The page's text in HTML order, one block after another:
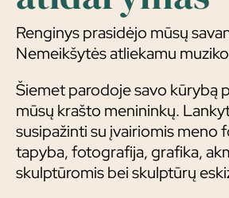
Renginys prasidėjo mūsų
Nemeikšytės atliekamu
Šiemet parodoje savo kūrybą
mūsų krašto menininkų.
susipažinti su įvairiomis meno
tapyba, fotografija, grafika,
skulptūromis bei skulptūrų